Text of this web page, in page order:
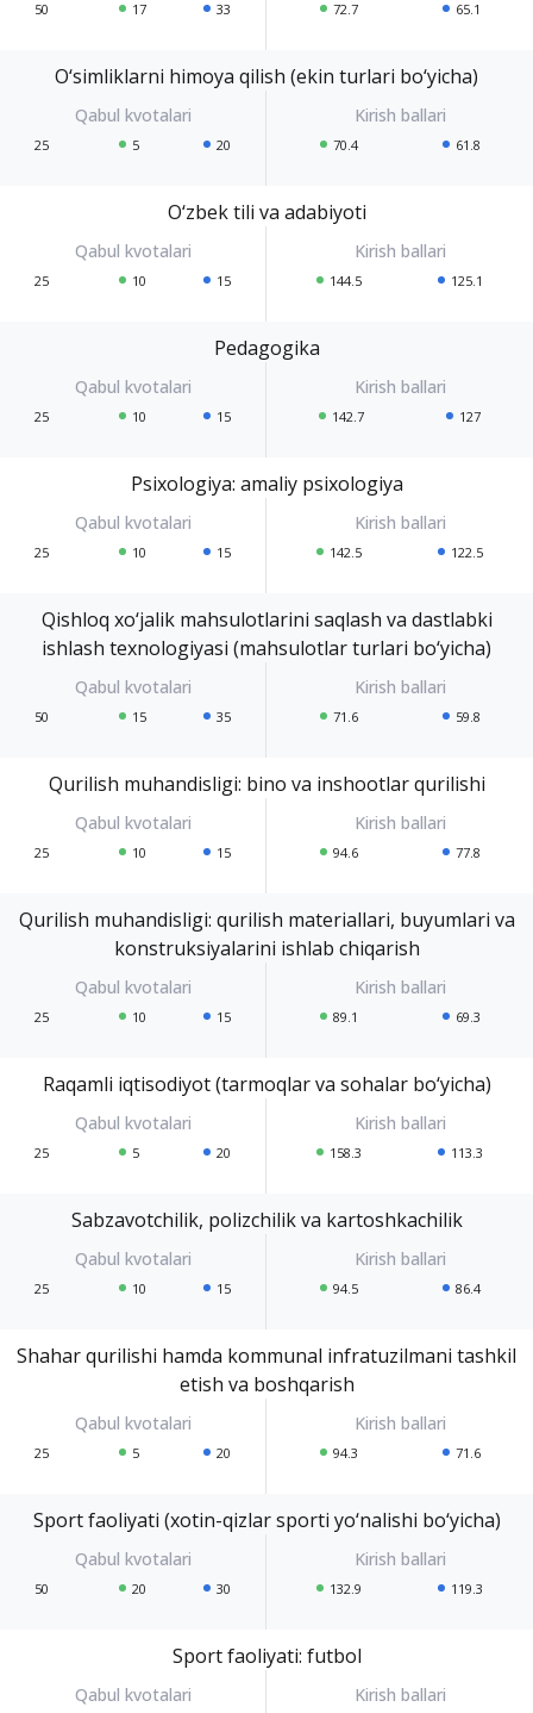
50 17 33 72.7 65.1
O‘simliklarni himoya qilish (ekin turlari bo‘yicha)
25 5 20 70.4 61.8
O‘zbek tili va adabiyoti
25 10 15 144.5 125.1
Pedagogika
25 10 15 142.7 127
Psixologiya: amaliy psixologiya
25 10 15 142.5 122.5
Qishloq xo‘jalik mahsulotlarini saqlash va dastlabki
ishlash texnologiyasi (mahsulotlar turlari bo‘yicha)
50 15 35 71.6 59.8
Qurilish muhandisligi: bino va inshootlar qurilishi
25 10 15 94.6 77.8
Qurilish muhandisligi: qurilish materiallari, buyumlari va
konstruksiyalarini ishlab chiqarish
25 10 15 89.1 69.3
Raqamli iqtisodiyot (tarmoqlar va sohalar bo‘yicha)
25 5 20 158.3 113.3
Sabzavotchilik, polizchilik va kartoshkachilik
25 10 15 94.5 86.4
Shahar qurilishi hamda kommunal infratuzilmani tashkil
etish va boshqarish
25 5 20 94.3 71.6
Sport faoliyati (xotin-qizlar sporti yo‘nalishi bo‘yicha)
50 20 30 132.9 119.3
Sport faoliyati: futbol